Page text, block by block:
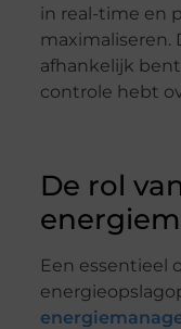
in real-time en
afhankelijk
controle hebt
De rol
Een essentieel